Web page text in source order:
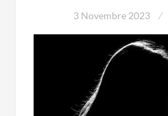
3 Novembre 2023